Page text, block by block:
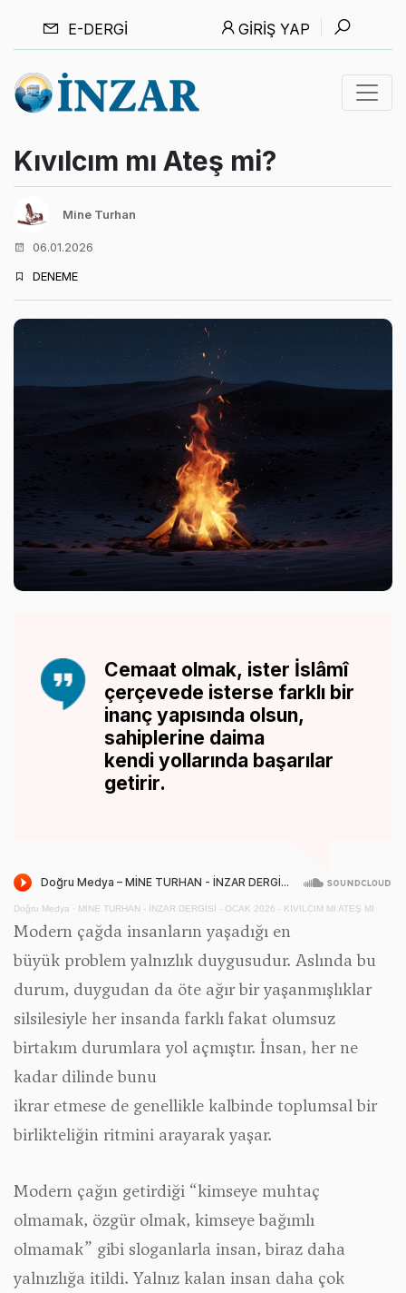
E-DERGI GIRIŞ YAP
Kıvılcım mı Ateş mi?
Mine Turhan
06.01.2026
DENEME
Cemaat olmak, ister İslâmî
çerçevede isterse farklı bir
inanç yapısında olsun,
sahiplerine daima
kendi yollarında başarılar
getirir.
Doğru Medya · MİNE TURHAN - İNZAR DERGİSİ - OCAK 2026 - KIVILCIM MI ATEŞ Mİ
Modern çağda insanların yaşadığı en
büyük problem yalnızlık duygusudur. Aslında bu
durum, duygudan da öte ağır bir yaşanmışlıklar
silsilesiyle her insanda farklı fakat olumsuz
birtakım durumlara yol açmıştır. İnsan, her ne
kadar dilinde bunu
ikrar etmese de genellikle kalbinde toplumsal bir
birlikteliğin ritmini arayarak yaşar.
Modern çağın getirdiği “kimseye muhtaç
olmamak, özgür olmak, kimseye bağımlı
olmamak” gibi sloganlarla insan, biraz daha
yalnızlığa itildi. Yalnız kalan insan daha çok